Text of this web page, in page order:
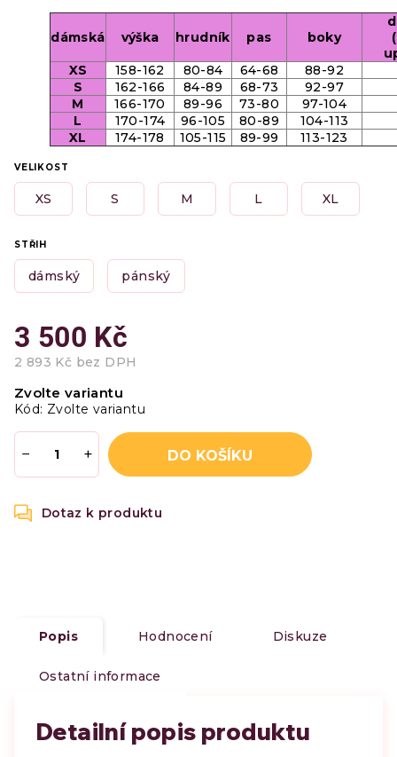
dámská výška hrudník pas boky
XS
158-162 80-84 64-68
88-92
S
162-166 84-89 68-73
92-97
M
166-170 89-96 73-80
97-104
L
170-174 96-105 80-89
104-113
XL
174-178 105-115 89-99 113-123
VELIKOST
XS S M L XL
STŘIH
dámský pánský
3 500 Kč
2 893 Kč bez DPH
cena:
Zvolte variantu
Kód: Zvolte variantu
+
− DO KOŠÍKU
Popis Hodnocení Diskuze
Ostatní informace
Detailní popis produktu